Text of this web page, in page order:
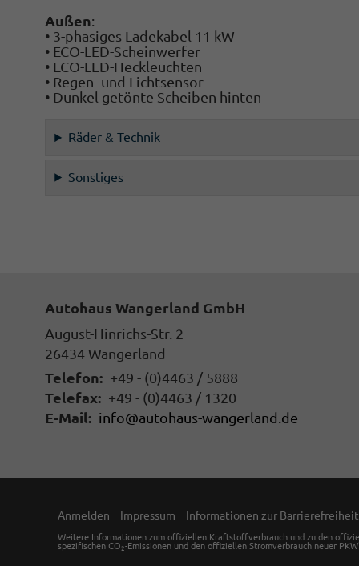
Außen:
• 3-phasiges Ladekabel 11 kW
• ECO-LED-Scheinwerfer
• ECO-LED-Heckleuchten
• Regen- und Lichtsensor
• Dunkel getönte Scheiben hinten
Räder & Technik
Sonstiges
Autohaus Wangerland GmbH
August-Hinrichs-Str. 2
26434 Wangerland
Telefon: +49 - (0)4463 / 5888
Telefax: +49 - (0)4463 / 1320
E-Mail: info@autohaus-wangerland.de
Anmelden Impressum Informationen zur Barrierefreiheit
Weitere Informationen zum offiziellen Kraftstoffverbrauch und zu den
spezifischen CO 2-Emissionen und den offiziellen Stromverbrauch neuer